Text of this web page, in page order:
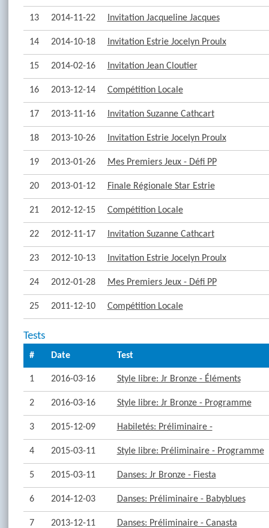
13 2014-11-22 Invitation Jacqueline Jacques
14 2014-10-18 Invitation Estrie Jocelyn Proulx
15 2014-02-16 Invitation Jean Cloutier
16 2013-12-14 Compétition Locale
17 2013-11-16 Invitation Suzanne Cathcart
18 2013-10-26 Invitation Estrie Jocelyn Proulx
19 2013-01-26 Mes Premiers Jeux - Défi PP
20 2013-01-12 Finale Régionale Star Estrie
21 2012-12-15 Compétition Locale
22 2012-11-17 Invitation Suzanne Cathcart
23 2012-10-13 Invitation Estrie Jocelyn Proulx
24 2012-01-28 Mes Premiers Jeux - Défi PP
25 2011-12-10 Compétition Locale
Tests
# Date Test
1 2016-03-16 Style libre: Jr Bronze - Éléments
2 2016-03-16 Style libre: Jr Bronze - Programme
3 2015-12-09 Habiletés: Préliminaire -
4 2015-03-11 Style libre: Préliminaire - Programme
5 2015-03-11 Danses: Jr Bronze - Fiesta
6 2014-12-03 Danses: Préliminaire - Babyblues
7 2013-12-11 Danses: Préliminaire - Canasta